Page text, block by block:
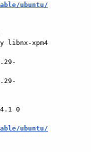
ubuntu/
libnx-xpm4
ubuntu/